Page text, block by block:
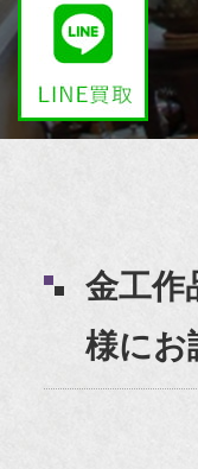
金工作
様にお